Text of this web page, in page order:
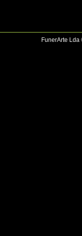
FunerArte